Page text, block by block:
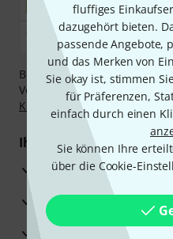
fluffiges
dazugehört bieten.
passende Angebote,
und das Merken von
Sie okay ist, stimmen
für Präferenzen,
einfach durch einen
Sie können Ihre
über die Cookie-
Bezahlen Sie vertraulich
Vorkasse, PayPal, Amazon
Klarna Ratenzahlungoder
Ihre Vorteile
3 Jahre Thomann
30 Tage Money-Back-
Reparaturservice